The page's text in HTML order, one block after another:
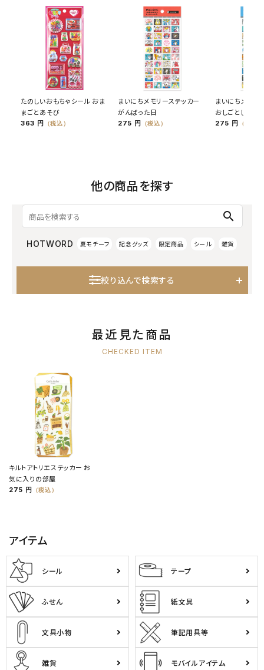
たのしいおもちゃシール おま
まごとあそび
363 円 （税込）
まいにちメモリーステッカー
がんばった日
275 円 （税込）
まいにちメモリ
おしごとした日
275 円 （税込）
他の商品を探す
search
HOTWORD 夏モチーフ 記念グッズ 限定商品 シール 雑貨
絞り込んで検索する
最近見た商品
CHECKED ITEM
キルトアトリエステッカー お
気に入りの部屋
275 円 （税込）
アイテム
シール テープ
ふせん 紙文具
文具小物 筆記用具等
雑貨 モバイルアイテム